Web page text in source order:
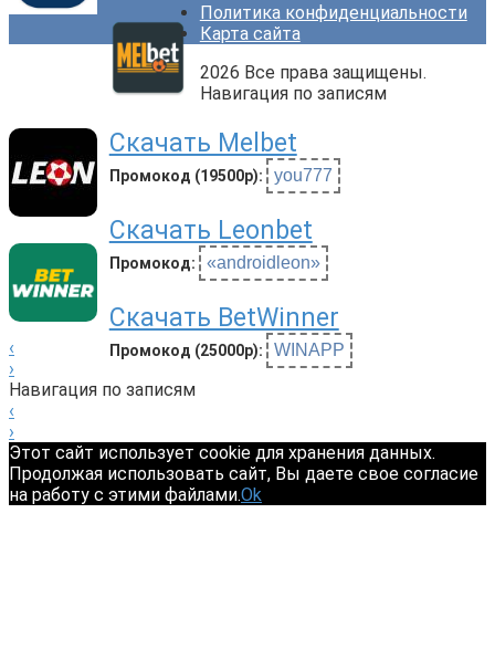
Скачать Melbet
Промокод (19500р): you777
Скачать Leonbet
Промокод: «androidleon»
Скачать BetWinner
Промокод (25000р): WINAPP
Политика конфиденциальности
Карта сайта
2026 Все права защищены.
Навигация по записям
‹
›
Навигация по записям
‹
›
Этот сайт использует cookie для хранения данных.
Продолжая использовать сайт, Вы даете свое согласие
на работу с этими файлами.Ok